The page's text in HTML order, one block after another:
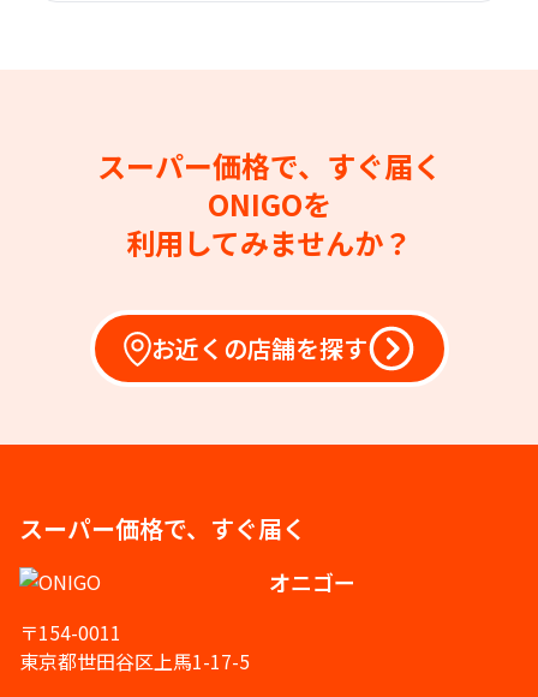
スーパー価格で、すぐ届く
ONIGOを
利用してみませんか？
お近くの店舗を探す
スーパー価格で、すぐ届く
オニゴー
〒154-0011
東京都世田谷区上馬1-17-5